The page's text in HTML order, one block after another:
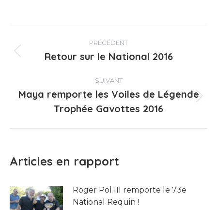
Navigation
article
PRÉCÉDENT
Article
:
Retour sur le National 2016
SUIVANT
suivant
Maya remporte les Voiles de Légende
Trophée Gavottes 2016
Articles en rapport
Roger Pol III remporte le 73e
National Requin !